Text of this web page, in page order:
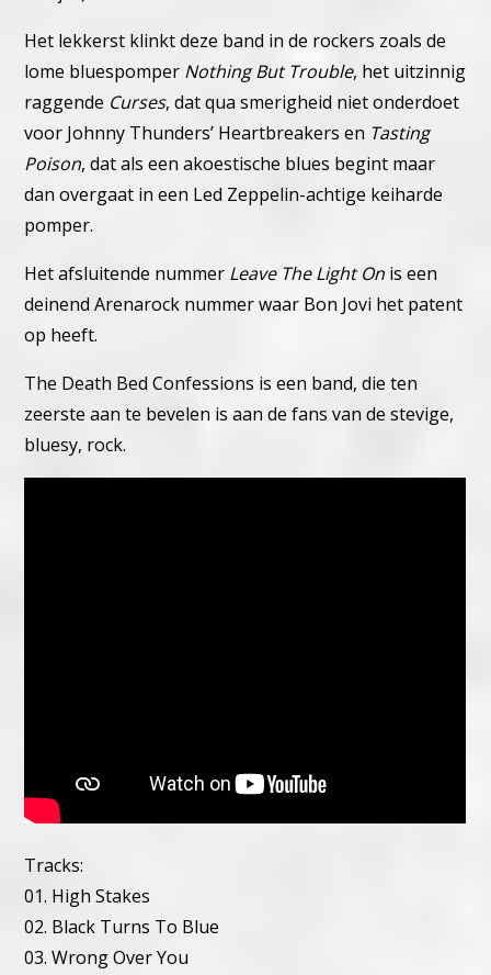
Het lekkerst klinkt deze band in de rockers zoals de
lome bluespomper Nothing But Trouble, het uitzinnig
raggende Curses, dat qua smerigheid niet onderdoet
voor Johnny Thunders’ Heartbreakers en Tasting
Poison, dat als een akoestische blues begint maar
dan overgaat in een Led Zeppelin-achtige keiharde
pomper.
Het afsluitende nummer Leave The Light On is een
deinend Arenarock nummer waar Bon Jovi het patent
op heeft.
The Death Bed Confessions is een band, die ten
zeerste aan te bevelen is aan de fans van de stevige,
bluesy, rock.
Tracks:
01. High Stakes
02. Black Turns To Blue
03. Wrong Over You